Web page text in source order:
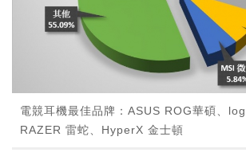
電競耳機最佳品牌：ASUS ROG華碩、
RAZER 雷蛇、HyperX 金士頓